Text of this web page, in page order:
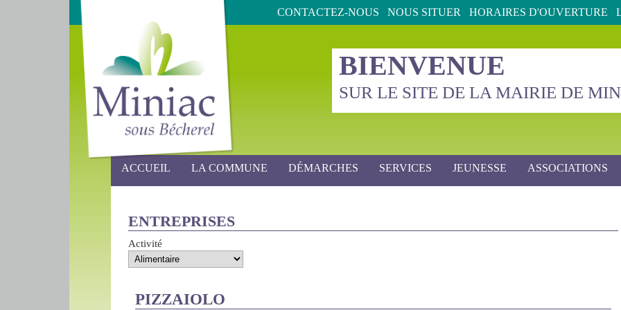
BIENVENUE
SUR LE SITE DE LA MAIRIE DE
CONTACTEZ-NOUS NOUS SITUER HORAIRES D'OUVERTURE
ACCUEIL LA COMMUNE DÉMARCHES SERVICES JEUNESSE ASSOCIATIONS
ENTREPRISES
Activité
PIZZAIOLO